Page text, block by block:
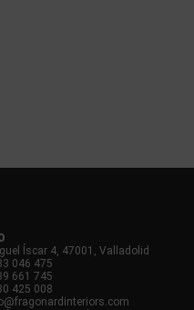
Íscar 4, 47001, Valladolid
046 475
661 745
425 008